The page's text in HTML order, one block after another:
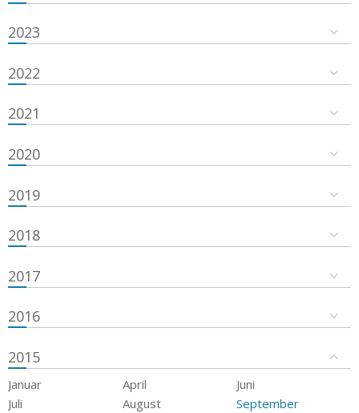
2023
2022
2021
2020
2019
2018
2017
2016
2015
Januar April
Juni
Juli
August
September